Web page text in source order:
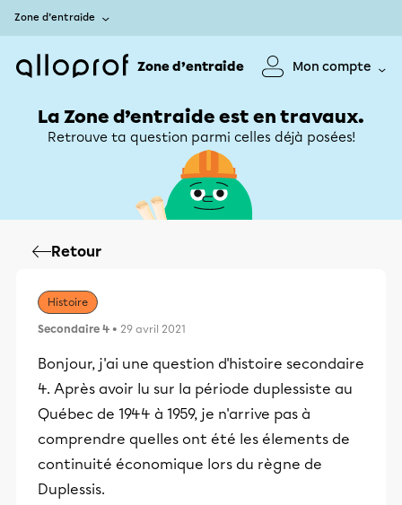
Zone d’entraide
Zone d’entraide Mon compte
La Zone d’entraide est en travaux.
Retrouve ta question parmi celles déjà posées!
Retour
Histoire
Secondaire 4 • 29 avril 2021
Bonjour, j'ai une question d'histoire secondaire
4. Après avoir lu sur la période duplessiste au
Québec de 1944 à 1959, je n'arrive pas à
comprendre quelles ont été les élements de
continuité économique lors du règne de
Duplessis.